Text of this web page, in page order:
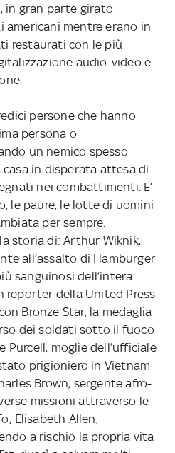
in gran parte girato
mentre erano in
restaurati con le più
audio-video e
persone che hanno
persona o
un nemico spesso
in disperata attesa di
nei combattimenti. E’
le paure, le lotte di uomini
per sempre.
storia di: Arthur Wiknik,
all’assalto di Hamburger
sanguinosi dell’intera
reporter della United Press
Bronze Star, la medaglia
dei soldati sotto il fuoco
Purcell, moglie dell’ufficiale
prigioniero in Vietnam
Brown, sergente afro-
missioni attraverso le
Elisabeth Allen,
a rischio la propria vita